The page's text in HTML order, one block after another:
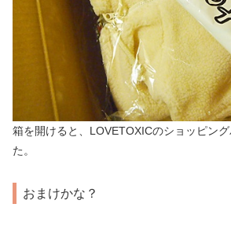
箱を開けると、LOVETOXICのショッピン
た。
おまけかな？